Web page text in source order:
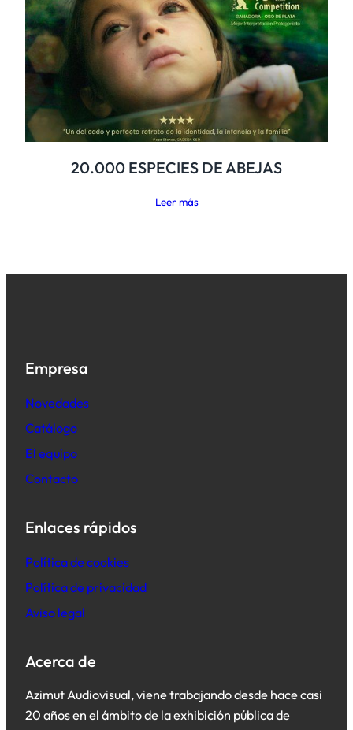
20.000 ESPECIES DE ABEJAS
Leer más
Empresa
Novedades
Catálogo
El equipo
Contacto
Enlaces rápidos
Política de cookies
Política de privacidad
Aviso legal
Acerca de
Azimut Audiovisual, viene trabajando desde hace casi
20 años en el ámbito de la exhibición pública de